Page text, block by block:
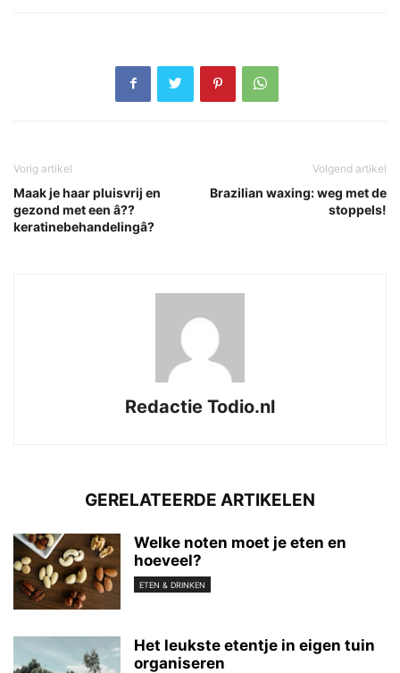
Vorig artikel
Maak je haar pluisvrij en
gezond met een â??
keratinebehandelingâ?
Volgend artikel
Brazilian waxing: weg met de
stoppels!
Redactie Todio.nl
GERELATEERDE ARTIKELEN
Welke noten moet je eten en
hoeveel?
ETEN & DRINKEN
Het leukste etentje in eigen tuin
organiseren